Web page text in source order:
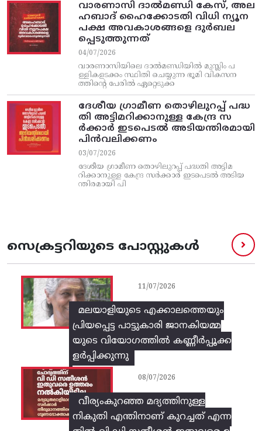
വാരണാസി ദാൽമണ്ഡി കേസ്, അല
ഹബാദ് ഹൈക്കോടതി വിധി ന്യൂന
പക്ഷ അവകാശങ്ങളെ ദുർബല
പ്പെടുത്തുന്നത്
04/07/2026
വാരണാസിയിലെ ദാൽമണ്ഡിയിൽ മുസ്ലിം പ
ള്ളികളടക്കം സ്ഥിതി ചെയ്യുന്ന ഭൂമി വികസന
ത്തിന്റെ പേരിൽ ഏറ്റെടുക്ക
ദേശീയ ഗ്രാമീണ തൊഴിലുറപ്പ്‌ പദ്ധ
തി അട്ടിമറിക്കാനുള്ള കേന്ദ്ര സ
ര്‍ക്കാര്‍ ഇടപെടല്‍ അടിയന്തിരമായി
പിന്‍വലിക്കണം
03/07/2026
ദേശീയ ഗ്രാമീണ തൊഴിലുറപ്പ്‌ പദ്ധതി അട്ടിമ
റിക്കാനുള്ള കേന്ദ്ര സര്‍ക്കാര്‍ ഇടപെടല്‍ അടിയ
ന്തിരമായി പി
സെക്രട്ടറിയുടെ പോസ്റ്റുകൾ
മലയാളിയുടെ എക്കാലത്തെയും
പ്രിയപ്പെട്ട പാട്ടുകാരി ജാനകിയമ്മ
യുടെ വിയോഗത്തിൽ കണ്ണീർപ്പൂക്ക
ളർപ്പിക്കുന്നു
11/07/2026
വീര്യംകുറഞ്ഞ മദ്യത്തിനുള്ള
നികുതി എന്തിനാണ് കുറച്ചത് എന്ന
08/07/2026